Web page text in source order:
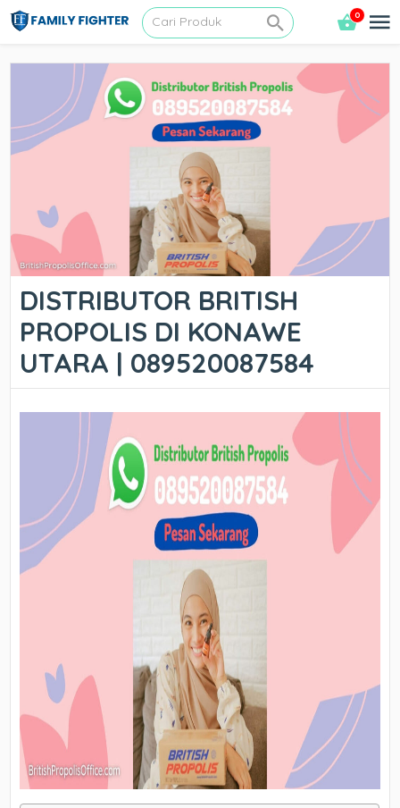
0
DISTRIBUTOR BRITISH
PROPOLIS DI KONAWE
UTARA | 089520087584